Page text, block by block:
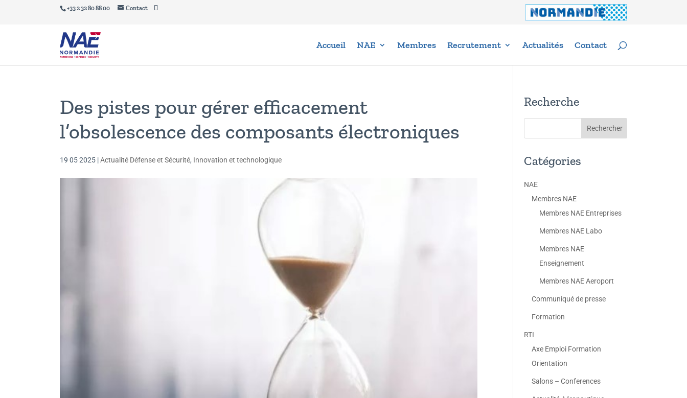
+33 2 32 80 88 00 Contact
Accueil NAE Membres Recrutement Actualités Contact
Des pistes pour gérer efficacement
l’obsolescence des composants électroniques
19 05 2025 |Actualité Défense et Sécurité, Innovation et technologique
Recherche
Catégories
NAE
Membres NAE
Membres NAE Entreprises
Membres NAE Labo
Membres NAE
Enseignement
Membres NAE Aeroport
Communiqué de presse
Formation
RTI
Axe Emploi Formation
Orientation
Salons – Conferences